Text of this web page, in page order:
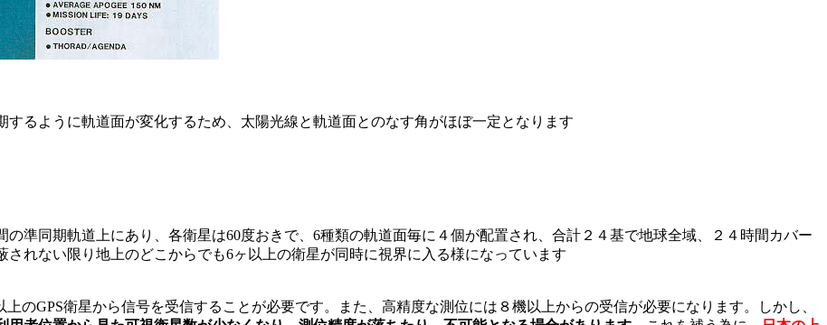
るように軌道面が変化するため、太陽光線と軌道面とのなす角がほぼ一定となります
準同期軌道上にあり、各衛星は60度おきで、6種類の軌道面毎に４個が配置され、合計２４基で地球全域、２４時間カバー
れない限り地上のどこからでも6ヶ以上の衛星が同時に視界に入る様になっています
のGPS衛星から信号を受信することが必要です。また、高精度な測位には８機以上からの受信が必要になります。しかし、